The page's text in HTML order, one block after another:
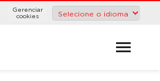
Gerenciar
cookies